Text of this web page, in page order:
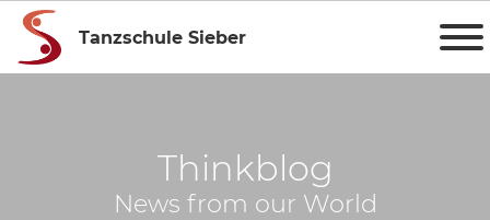
Tanzschule Sieber
Thinkblog
News from our World